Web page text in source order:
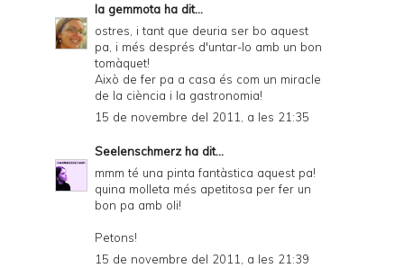
la gemmota ha dit...
ostres, i tant que deuria ser bo aquest
pa, i més després d'untar-lo amb un bon
tomàquet!
Això de fer pa a casa és com un miracle
de la ciència i la gastronomia!
15 de novembre del 2011, a les 21:35
Seelenschmerz ha dit...
mmm té una pinta fantàstica aquest pa!
quina molleta més apetitosa per fer un
bon pa amb oli!
Petons!
15 de novembre del 2011, a les 21:39